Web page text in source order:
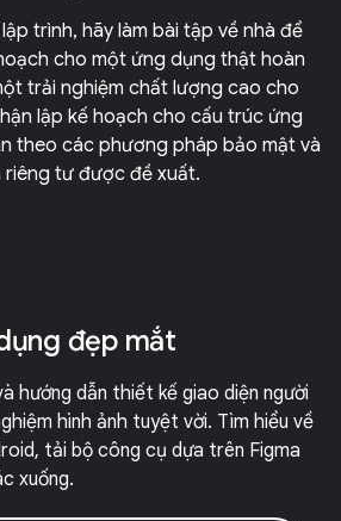
trình, hãy làm bài tập về nhà để
cho một ứng dụng thật hoàn
trải nghiệm chất lượng cao cho
lập kế hoạch cho cấu trúc ứng
theo các phương pháp bảo mật và
riêng tư được đề xuất.
đẹp mắt
hướng dẫn thiết kế giao diện người
hình ảnh tuyệt vời. Tìm hiểu về
tải bộ công cụ dựa trên Figma
xuống.